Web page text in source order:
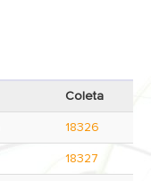
Coleta
18326
18327